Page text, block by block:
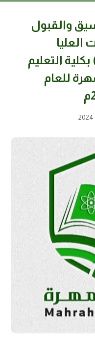
والقبول
العليا
التعليم
للعام